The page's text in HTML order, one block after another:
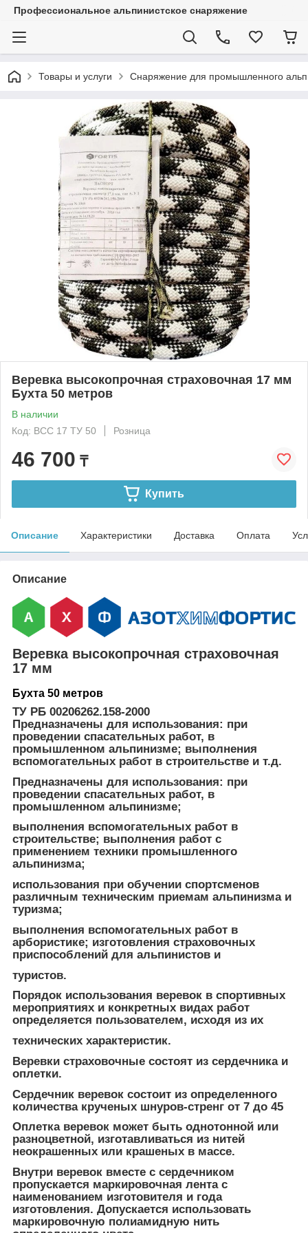
Профессиональное альпинистское снаряжение
Товары и услуги Снаряжение для промышленного
Веревка высокопрочная страховочная 17 мм
Бухта 50 метров
В наличии
Код: ВСС 17 ТУ 50
Розница
46 700 ₸
Купить
Описание Характеристики Доставка Оплата
Описание
Веревка высокопрочная страховочная
17 мм
Бухта 50 метров
ТУ РБ 00206262.158-2000
Предназначены для использования: при
проведении спасательных работ, в
промышленном альпинизме; выполнения
вспомогательных работ в строительстве и т.д.
Предназначены для использования: при
проведении спасательных работ, в
промышленном альпинизме;
выполнения вспомогательных работ в
строительстве; выполнения работ с
применением техники промышленного
альпинизма;
использования при обучении спортсменов
различным техническим приемам альпинизма и
туризма;
выполнения вспомогательных работ в
арбористике; изготовления страховочных
приспособлений для альпинистов и
туристов.
Порядок использования веревок в спортивных
мероприятиях и конкретных видах работ
определяется пользователем, исходя из их
технических характеристик.
Веревки страховочные состоят из сердечника и
оплетки.
Сердечник веревок состоит из определенного
количества крученых шнуров-стренг от 7 до 45
Оплетка веревок может быть однотонной или
разноцветной, изготавливаться из нитей
неокрашенных или крашеных в массе.
Внутри веревок вместе с сердечником
пропускается маркировочная лента с
наименованием изготовителя и года
изготовления. Допускается использовать
маркировочную полиамидную нить